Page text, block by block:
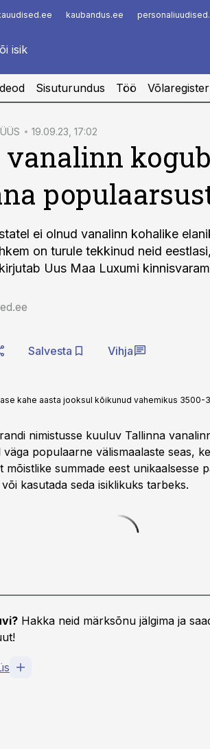
kaubandus.ee
Sisuturundus Töö Võlaregister
19.09.23, 17:02
kogub
ei olnud vanalinn kohalike
on turule tekkinud neid
Uus Maa Luxumi
Salvesta Vihja
kahe aasta jooksul kõikunud vahemikus 3500-
nimistusse kuuluv Tallinna
populaarne välismaalaste seas,
mõistlike summade eest unikaalsesse
kasutada seda isiklikuks tarbeks.
Hakka neid märksõnu jälgima ja